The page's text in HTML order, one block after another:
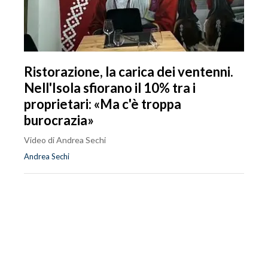
Ristorazione, la carica dei ventenni.
Nell'Isola sfiorano il 10% tra i
proprietari: «Ma c'è troppa
burocrazia»
Video di Andrea Sechi
Andrea Sechi